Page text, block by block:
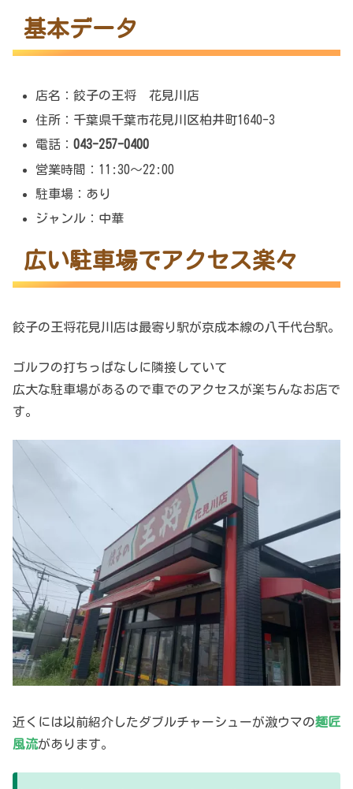
基本データ
店名：餃子の王将 花見川店
住所：千葉県千葉市花見川区柏井町1640-3
電話：043-257-0400
営業時間：11:30～22:00
駐車場：あり
ジャンル：中華
広い駐車場でアクセス楽々
餃子の王将花見川店は最寄り駅が京成本線の八千代台駅。
ゴルフの打ちっぱなしに隣接していて
広大な駐車場があるので車でのアクセスが楽ちんなお店で
す。
近くには以前紹介したダブルチャーシューが激ウマの麺匠
風流があります。